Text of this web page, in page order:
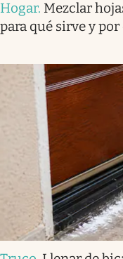
Hogar. Mezclar
para qué sirve y